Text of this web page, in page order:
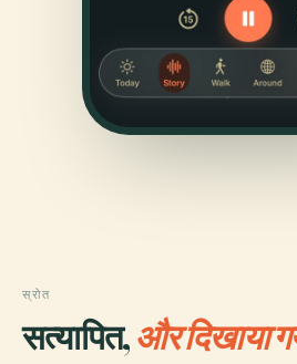
स्रोत
सत्यापित,और दिखाया